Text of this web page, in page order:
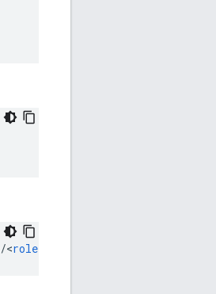
/<role